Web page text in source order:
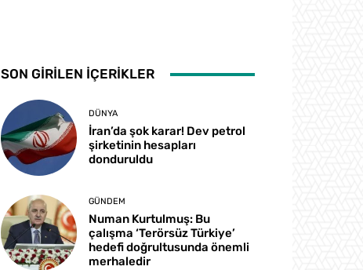
SON GİRİLEN İÇERİKLER
DÜNYA
İran’da şok karar! Dev petrol
şirketinin hesapları
donduruldu
GÜNDEM
Numan Kurtulmuş: Bu
çalışma ‘Terörsüz Türkiye’
hedefi doğrultusunda önemli
merhaledir